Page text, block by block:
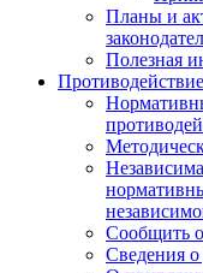
Планы и
Полезная
Сообщить
Сведения о